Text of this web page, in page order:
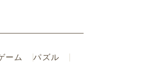
ーム
パズル